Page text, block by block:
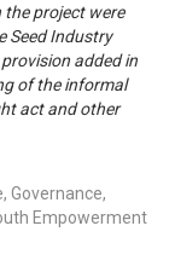
the project were
Seed Industry
added in
of the informal
act and other
Governance,
Empowerment